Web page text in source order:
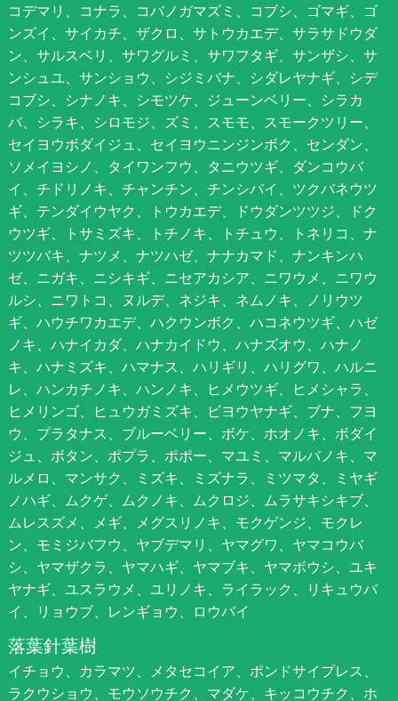
コデマリ、コナラ、コバノガマズミ、コブシ、ゴマギ、ゴ
ンズイ、サイカチ、ザクロ、サトウカエデ、サラサドウダ
ン、サルスベリ、サワグルミ、サワフタギ、サンザシ、サ
ンシュユ、サンショウ、シジミバナ、シダレヤナギ、シデ
コブシ、シナノキ、シモツケ、ジューンベリー、シラカ
バ、シラキ、シロモジ、ズミ、スモモ、スモークツリー、
セイヨウボダイジュ、セイヨウニンジンボク、センダン、
ソメイヨシノ、タイワンフウ、タニウツギ、ダンコウバ
イ、チドリノキ、チャンチン、チンシバイ、ツクバネウツ
ギ、テンダイウヤク、トウカエデ、ドウダンツツジ、ドク
ウツギ、トサミズキ、トチノキ、トチュウ、トネリコ、ナ
ツツバキ、ナツメ、ナツハゼ、ナナカマド、ナンキンハ
ゼ、ニガキ、ニシキギ、ニセアカシア、ニワウメ、ニワウ
ルシ、ニワトコ、ヌルデ、ネジキ、ネムノキ、ノリウツ
ギ、ハウチワカエデ、ハクウンボク、ハコネウツギ、ハゼ
ノキ、ハナイカダ、ハナカイドウ、ハナズオウ、ハナノ
キ、ハナミズキ、ハマナス、ハリギリ、ハリグワ、ハルニ
レ、ハンカチノキ、ハンノキ、ヒメウツギ、ヒメシャラ、
ヒメリンゴ、ヒュウガミズキ、ビヨウヤナギ、ブナ、フヨ
ウ、プラタナス、ブルーベリー、ボケ、ホオノキ、ボダイ
ジュ、ボタン、ポプラ、ポポー、マユミ、マルバノキ、マ
ルメロ、マンサク、ミズキ、ミズナラ、ミツマタ、ミヤギ
ノハギ、ムクゲ、ムクノキ、ムクロジ、ムラサキシキブ、
ムレスズメ、メギ、メグスリノキ、モクゲンジ、モクレ
ン、モミジバフウ、ヤブデマリ、ヤマグワ、ヤマコウバ
シ、ヤマザクラ、ヤマハギ、ヤマブキ、ヤマボウシ、ユキ
ヤナギ、ユスラウメ、ユリノキ、ライラック、リキュウバ
イ、リョウブ、レンギョウ、ロウバイ
落葉針葉樹
イチョウ、カラマツ、メタセコイア、ポンドサイプレス、
ラクウショウ、モウソウチク、マダケ、キッコウチク、ホ